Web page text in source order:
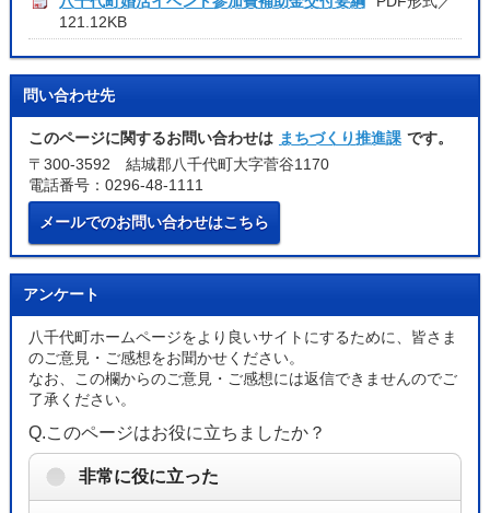
121.12KB
問い合わせ先
このページに関するお問い合わせは まちづくり推進課 です。
〒300-3592 結城郡八千代町大字菅谷1170
電話番号：0296-48-1111
メールでのお問い合わせはこちら
アンケート
八千代町ホームページをより良いサイトにするために、皆さま
のご意見・ご感想をお聞かせください。
なお、この欄からのご意見・ご感想には返信できませんのでご
了承ください。
Q.このページはお役に立ちましたか？
非常に役に立った